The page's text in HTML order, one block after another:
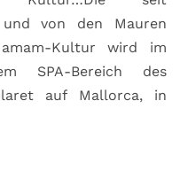
von den Mauren
Kultur wird im
SPA-Bereich des
auf Mallorca, in